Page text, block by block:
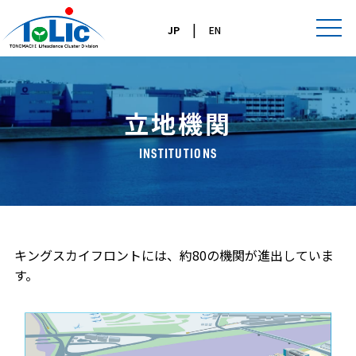
JP| EN
立地機関
INSTITUTIONS
キングスカイフロントには、約80の機関が進出していま
す。